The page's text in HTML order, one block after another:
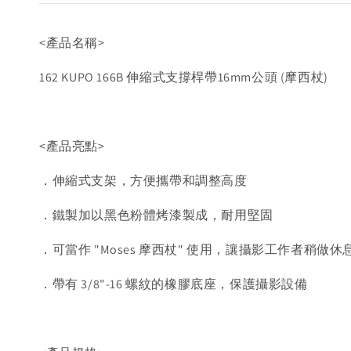
<產品名稱>
162 KUPO 166B 伸縮式支撐桿帶16mm公頭 (摩西杖)
<產品亮點>
．伸縮式支架，方便攜帶和調整高度
．鐵製加以黑色粉體烤漆製成，耐用堅固
．可當作 "Moses 摩西杖" 使用，讓攝影工作者稍做休
．帶有 3/8"-16 螺紋的橡膠底座，保護攝影設備